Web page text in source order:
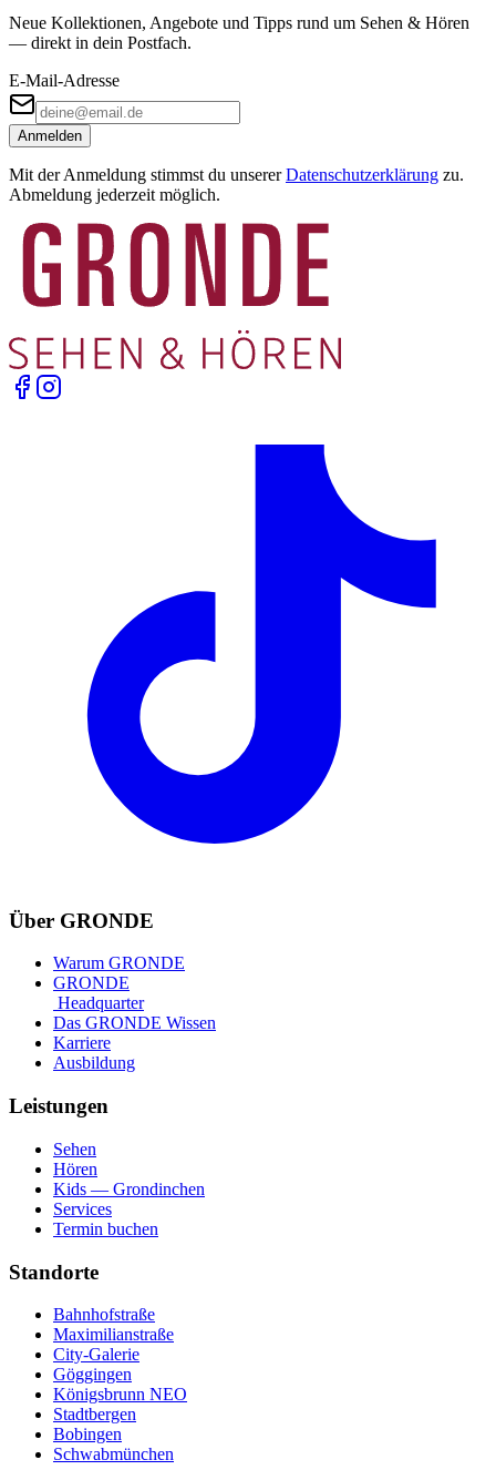
Neue Kollektionen, Angebote und Tipps rund um Sehen & Hören
— direkt in dein Postfach.
E-Mail-Adresse
Anmelden
Mit der Anmeldung stimmst du unserer Datenschutzerklärung zu.
Abmeldung jederzeit möglich.
Über GRONDE
Warum GRONDE
GRONDE
Headquarter
Das GRONDE Wissen
Karriere
Ausbildung
Leistungen
Sehen
Hören
Kids — Grondinchen
Services
Termin buchen
Standorte
Bahnhofstraße
Maximilianstraße
City-Galerie
Göggingen
Königsbrunn NEO
Stadtbergen
Bobingen
Schwabmünchen